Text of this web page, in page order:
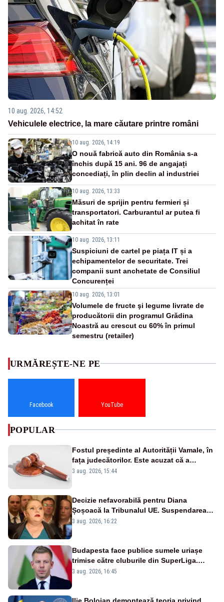
10 aug. 2026, 14:52
Vehiculele electrice, la mare căutare printre români
10 aug. 2026, 14:19
O nouă fabrică auto din România s-a
închis după 15 ani. 96 de angajați
concediați, în plin declin al industriei
10 aug. 2026, 13:33
Măsuri de sprijin pentru fermieri și
transportatori. Carburantul ar putea fi
achitat în rate
10 aug. 2026, 13:11
Suspiciuni de cartel pe piața IT și a
echipamentelor de securitate. Trei
companii sunt anchetate de Consiliul
Concurenței
10 aug. 2026, 13:01
Volumele de fructe şi legume livrate de
producătorii din programul Grădina
Noastră au crescut cu 60% în primul
semestru (retailer)
URMĂREȘTE-NE PE
Facebook YouTube
POPULAR
Fostul președinte al Autorității Vamale, în
fața judecătorilor. Este acuzat că a
falsificat documente oficiale
3 aug. 2026, 15:44
Decizie nefavorabilă pentru Diana
Șoșoacă la Tribunalul UE. Suspendarea
ridicării imunității, respinsă
3 aug. 2026, 16:22
Budapesta face publice sumele uriașe
trimise către cluburile din SuperLiga.
Finanțarea, sub semnul întrebării
3 aug. 2026, 16:45
Ilie Bolojan demontează teoria privind